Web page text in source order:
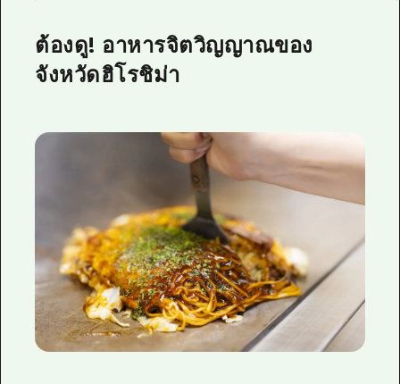
ต้องดู! อาหารจิตวิญญาณของ
จังหวัดฮิโรชิม่า